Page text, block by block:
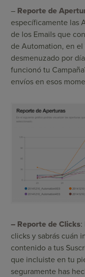
– Reporte de
específicamente las
de los Emails que
de Automation, en
desmenuzado por
funcionó tu
envíos en esos
– Reporte de Clicks:
clicks y sabrás cuán
contenido a tus
que incluiste en tu
seguramente has